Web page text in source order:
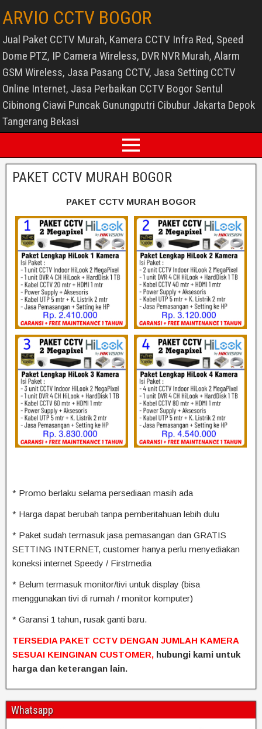
ARVIO CCTV BOGOR
Jual Paket CCTV Murah, Kamera CCTV Infra Red, Speed
Dome PTZ, IP Camera Wireless, DVR NVR Murah, Alarm
GSM Wireless, Jasa Pasang CCTV, Jasa Setting CCTV
Online Internet, Jasa Perbaikan CCTV Bogor Sentul
Cibinong Ciawi Puncak Gunungputri Cibubur Jakarta Depok
Tangerang Bekasi
PAKET CCTV MURAH BOGOR
PAKET CCTV MURAH BOGOR
* Promo berlaku selama persediaan masih ada
* Harga dapat berubah tanpa pemberitahuan lebih dulu
* Paket sudah termasuk jasa pemasangan dan GRATIS
SETTING INTERNET, customer hanya perlu menyediakan
koneksi internet Speedy / Firstmedia
* Belum termasuk monitor/tivi untuk display (bisa
menggunakan tivi di rumah / monitor komputer)
* Garansi 1 tahun, rusak ganti baru.
TERSEDIA PAKET CCTV DENGAN JUMLAH KAMERA
SESUAI KEINGINAN CUSTOMER, hubungi kami untuk
harga dan keterangan lain.
Whatsapp